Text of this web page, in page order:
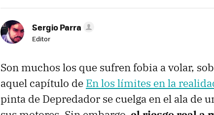
Sergio Parra
Editor
Son muchos los que sufren fobia a volar,
aquel capítulo de En los límites en la
pinta de Depredador se cuelga en el ala de